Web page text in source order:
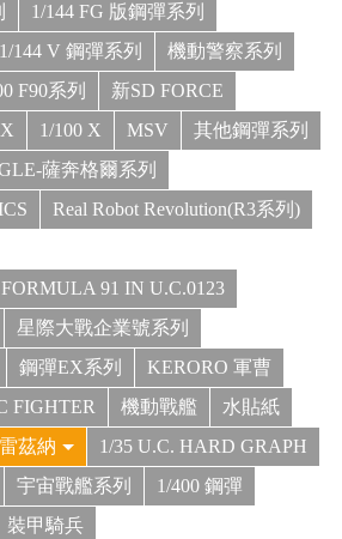
1/144 FG 版鋼彈系列
1/144 V 鋼彈系列
機動警察系列
F90系列
新SD FORCE
1/100 X MSV
其他鋼彈系列
薩奔格爾系列
Real Robot Revolution(R3系列)
91 IN U.C.0123
星際大戰企業號系列
鋼彈EX系列
KERORO 軍曹
FIGHTER 機動戰艦
水貼紙
茲納
1/35 U.C. HARD GRAPH
宇宙戰艦系列
1/400 鋼彈
裝甲騎兵